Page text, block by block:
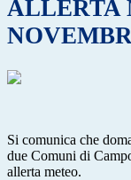
ALLERTA
Si comunica che
due Comuni di
allerta meteo.